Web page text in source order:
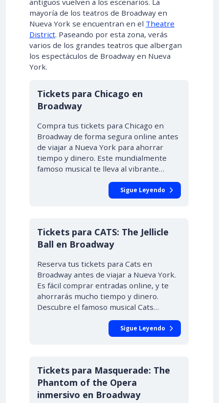
antiguos vuelven a los escenarios. La
mayoría de los teatros de Broadway en
Nueva York se encuentran en el Theatre
District. Paseando por esta zona, verás
varios de los grandes teatros que albergan
los espectáculos de Broadway en Nueva
York.
Tickets para Chicago en
Broadway
Compra tus tickets para Chicago en
Broadway de forma segura online antes
de viajar a Nueva York para ahorrar
tiempo y dinero. Este mundialmente
famoso musical te lleva al vibrante…
Sigue Leyendo
Tickets para CATS: The Jellicle
Ball en Broadway
Reserva tus tickets para Cats en
Broadway antes de viajar a Nueva York.
Es fácil comprar entradas online, y te
ahorrarás mucho tiempo y dinero.
Descubre el famoso musical Cats…
Sigue Leyendo
Tickets para Masquerade: The
Phantom of the Opera
inmersivo en Broadway